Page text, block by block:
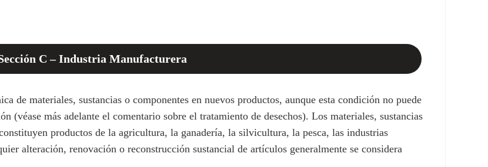
C – Industria Manufacturera
de materiales, sustancias o componentes en nuevos productos, aunque esta condición no puede
(véase más adelante el comentario sobre el tratamiento de desechos). Los materiales, sustancias
productos de la agricultura, la ganadería, la silvicultura, la pesca, las industrias
alteración, renovación o reconstrucción sustancial de artículos generalmente se considera